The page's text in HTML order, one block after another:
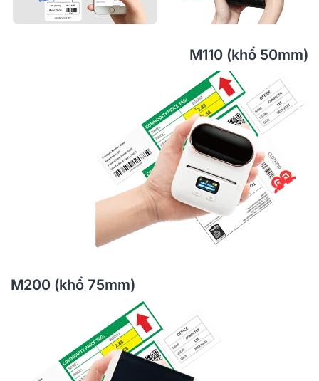
M110 (khổ 50mm)
M200 (khổ 75mm)